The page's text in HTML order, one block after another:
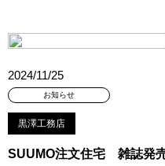
#アウトドアリビング #アウ
#アルネットホーム
#イズ熊谷展示場
#インスタ
2024/11/25
お知らせ
黒澤工務店
SUUMO注文住宅 雑誌発